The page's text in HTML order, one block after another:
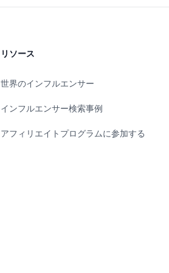
リソース
世界のインフルエンサー
インフルエンサー検索事例
アフィリエイトプログラムに参加する